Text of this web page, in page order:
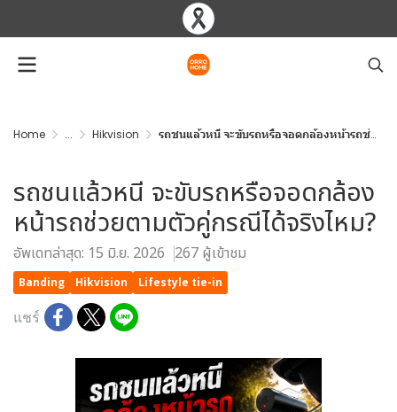
Home ... Hikvision รถชนแล้วหนี จะขับรถหรือจอดกล้องหน้ารถช่วยตามตัวคู่กรณีได้จริงไหม?
รถชนแล้วหนี จะขับรถหรือจอดกล้อง
หน้ารถช่วยตามตัวคู่กรณีได้จริงไหม?
อัพเดทล่าสุด: 15 มิ.ย. 2026 267 ผู้เข้าชม
Banding Hikvision Lifestyle tie-in
แชร์